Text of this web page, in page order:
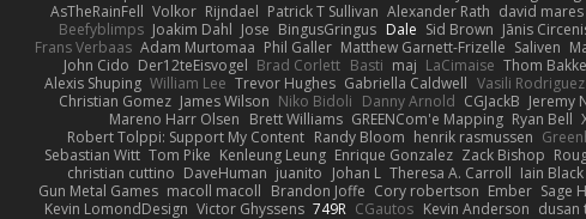
AsTheRainFell Volkor Rijndael Patrick T Sullivan Alexander Rath david mares
Beefyblimps Joakim Dahl Jose BingusGringus Dale Sid Brown Jānis
Frans Verbaas Adam Murtomaa Phil Galler Matthew Garnett-Frizelle Saliven
John Cido Der12teEisvogel Brad Corlett Basti maj LaCimaise Thom
Alexis Shuping William Lee Trevor Hughes Gabriella Caldwell Vasili Rodriguez
Christian Gomez James Wilson Niko Bidoli Danny Arnold CGJackB Jeremy
Mareno Harr Olsen Brett Williams GREENCom'e Mapping Ryan Bell
Robert Tolppi: Support My Content Randy Bloom henrik rasmussen
Sebastian Witt Tom Pike Kenleung Leung Enrique Gonzalez Zack Bishop
christian cuttino DaveHuman juanito Johan L Theresa A. Carroll Iain Black
Gun Metal Games macoll macoll Brandon Joffe Cory robertson Ember Sage
Kevin LomondDesign Victor Ghyssens 749R CGautos Kevin Anderson dusan